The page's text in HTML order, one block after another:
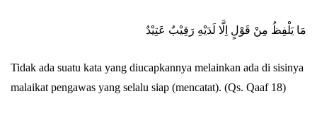
مَا يَلْفِظُ مِنْ قَوْلٍ اِلَّا لَدَيْهِ رَقِيْبٌ عَتِيْدٌ
Tidak ada suatu kata yang diucapkannya melainkan ada di sisinya
malaikat pengawas yang selalu siap (mencatat). (Qs. Qaaf 18)